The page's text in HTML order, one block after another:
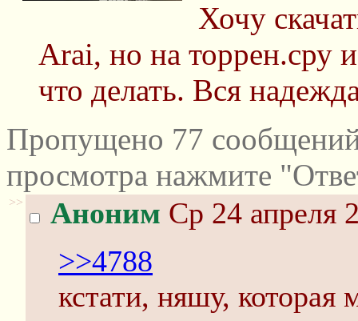
Хочу
Arai, но на торрен.сру
что делать. Вся
Пропущено 77
просмотра нажмите
>> Аноним Ср 24 апреля
>>4788
кстати, няшу, которая